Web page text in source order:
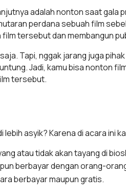
adalah nonton saat gala
perdana sebuah film
tersebut dan membangun
Tapi, nggak jarang juga
Jadi, kamu bisa nonton
tersebut.
asyik? Karena di acara ini
atau tidak akan tayang di
berbayar dengan orang-
berbayar maupun gratis.